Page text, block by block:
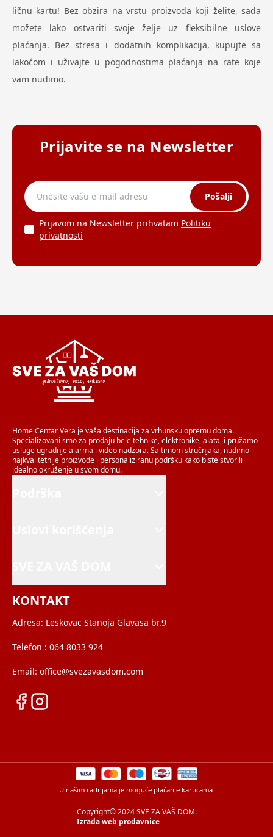
ličnu kartu! Bez obzira na vrstu proizvoda koji želite, sada
možete lako ostvariti svoje želje uz fleksibilne uslove
plaćanja. Bez stresa i dodatnih komplikacija, kupujte sa
lakoćom i uživajte u pogodnostima plaćanja na rate koje
vam nudimo.
Prijavite se na Newsletter
Pošalji
Prijavom na Newsletter prihvatam Politiku
privatnosti
Home Centar Vera je vaša destinacija za vrhunsku opremu doma.
Specializovani smo za prodaju bele tehnike, elektronike, alata, i pružamo
usluge ugradnje alarma i video nadzora. Sa timom stručnjaka, nudimo
najkvalitetnije proizvode i personaliziranu podršku kako biste stvorili
idealno okruženje u svom domu.
KONTAKT
Adresa: Leskovac Stanoja Glavasa br.9
Telefon : 064 8033 924
Email: office@svezavasdom.com
U našim radnjama je moguće plaćanje karticama.
Copyright© 2024 SVE ZA VAŠ DOM.
Izrada web prodavnice